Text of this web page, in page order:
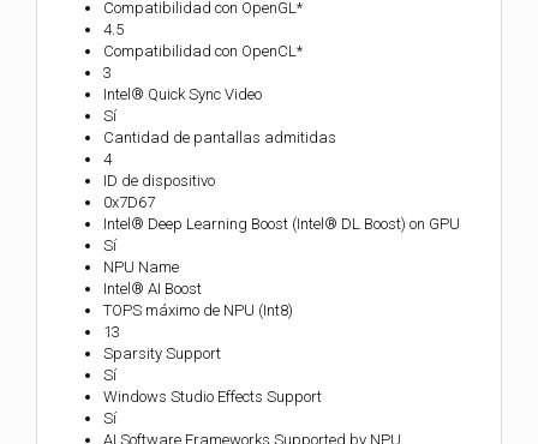
Compatibilidad con OpenGL*
4.5
Compatibilidad con OpenCL*
3
Intel® Quick Sync Video
Sí
Cantidad de pantallas admitidas
4
ID de dispositivo
0x7D67
Intel® Deep Learning Boost (Intel® DL Boost) on GPU
Sí
NPU Name
Intel® AI Boost
TOPS máximo de NPU (Int8)
13
Sparsity Support
Sí
Windows Studio Effects Support
Sí
AI Software Frameworks Supported by NPU